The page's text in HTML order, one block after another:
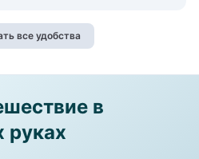
все удобства
в
руках